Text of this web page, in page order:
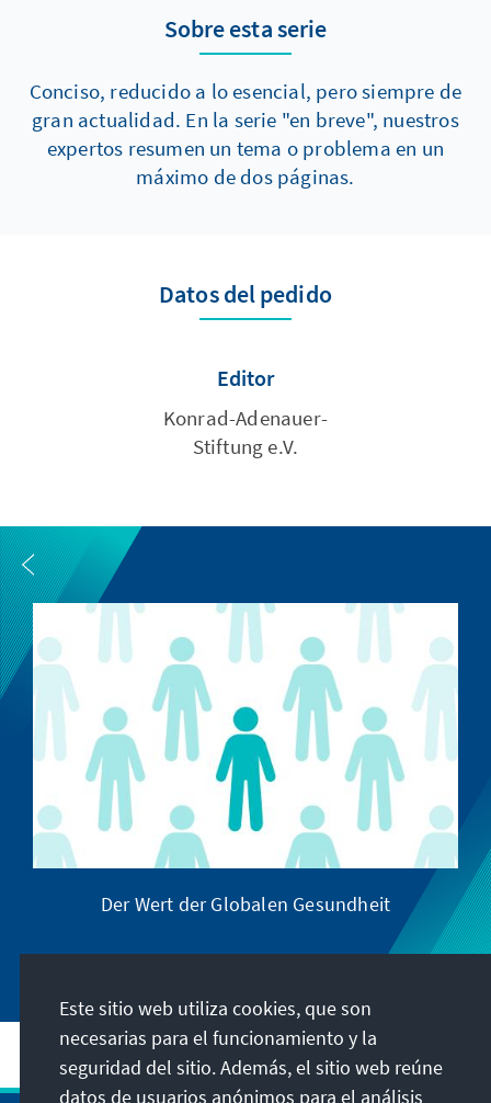
Sobre esta serie
Conciso, reducido a lo esencial, pero siempre de
gran actualidad. En la serie "en breve", nuestros
expertos resumen un tema o problema en un
máximo de dos páginas.
Datos del pedido
Editor
Konrad-Adenauer-
Stiftung e.V.
Der Wert der Globalen Gesundheit
Este sitio web utiliza cookies, que son
necesarias para el funcionamiento y la
seguridad del sitio. Además, el sitio web reúne
datos de usuarios anónimos para el análisis